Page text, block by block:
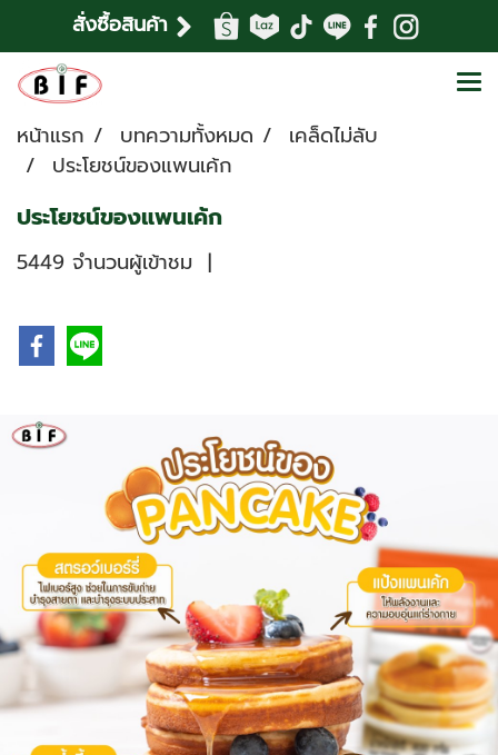
สั่งซื้อสินค้า
หน้าแรก บทความทั้งหมด
เคล็ดไม่ลับ
ประโยชน์ของแพนเค้ก
ประโยชน์ของแพนเค้ก
5449 จำนวนผู้เข้าชม |